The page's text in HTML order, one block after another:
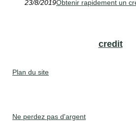
23/8/2019Obtenir rapidement un
credit
Plan du site
Ne perdez pas d'argent